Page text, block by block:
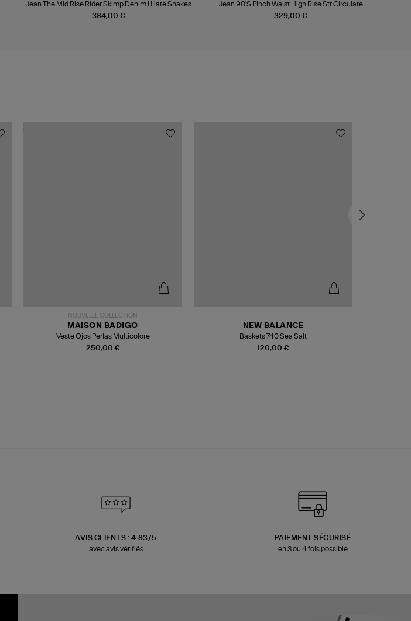
384,00 €
Jean The Mid Rise Rider Skimp Denim I Hate Snakes
329,00 €
Jean 90'S Pinch Waist High Rise Str Circulate
NOUVELLE COLLECTION
250,00 €
MAISON BADIGO
Veste Ojos Perlas Multicolore
120,00 €
NEW BALANCE
Baskets 740 Sea Salt
AVIS CLIENTS : 4.83/5
avec avis vérifiés
PAIEMENT SÉCURISÉ
en 3 ou 4 fois possible